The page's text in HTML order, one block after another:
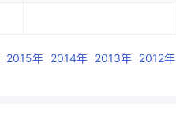
2015年 2014年 2013年 2012年